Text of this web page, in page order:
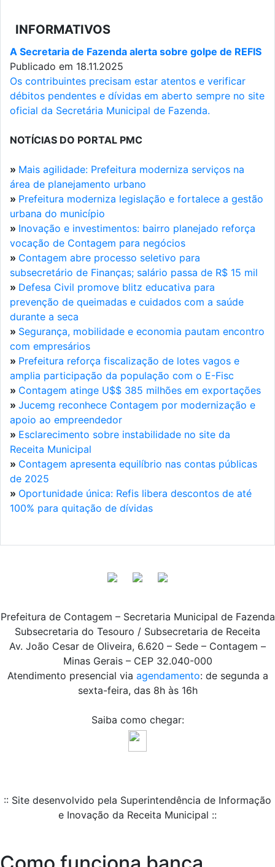
INFORMATIVOS
A Secretaria de Fazenda alerta sobre golpe de REFIS
Publicado em 18.11.2025
Os contribuintes precisam estar atentos e verificar
débitos pendentes e dívidas em aberto sempre no site
oficial da Secretária Municipal de Fazenda.
NOTÍCIAS DO PORTAL PMC
» Mais agilidade: Prefeitura moderniza serviços na
área de planejamento urbano
» Prefeitura moderniza legislação e fortalece a gestão
urbana do município
» Inovação e investimentos: bairro planejado reforça
vocação de Contagem para negócios
» Contagem abre processo seletivo para
subsecretário de Finanças; salário passa de R$ 15 mil
» Defesa Civil promove blitz educativa para
prevenção de queimadas e cuidados com a saúde
durante a seca
» Segurança, mobilidade e economia pautam encontro
com empresários
» Prefeitura reforça fiscalização de lotes vagos e
amplia participação da população com o E-Fisc
» Contagem atinge U$$ 385 milhões em exportações
» Jucemg reconhece Contagem por modernização e
apoio ao empreendedor
» Esclarecimento sobre instabilidade no site da
Receita Municipal
» Contagem apresenta equilíbrio nas contas públicas
de 2025
» Oportunidade única: Refis libera descontos de até
100% para quitação de dívidas
Prefeitura de Contagem – Secretaria Municipal de Fazenda
Subsecretaria do Tesouro / Subsecretaria de Receita
Av. João Cesar de Oliveira, 6.620 – Sede – Contagem –
Minas Gerais – CEP 32.040-000
Atendimento presencial via agendamento: de segunda a
sexta-feira, das 8h às 16h
Saiba como chegar:
:: Site desenvolvido pela Superintendência de Informação
e Inovação da Receita Municipal ::